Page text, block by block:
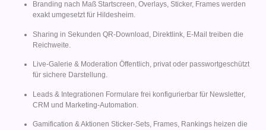
Branding nach Maß Startscreen, Overlays, Sticker, Frames werden
exakt umgesetzt für Hildesheim.
Sharing in Sekunden QR-Download, Direktlink, E-Mail treiben die
Reichweite.
Live-Galerie & Moderation Öffentlich, privat oder passwortgeschützt
für sichere Darstellung.
Leads & Integrationen Formulare frei konfigurierbar für Newsletter,
CRM und Marketing-Automation.
Gamification & Aktionen Sticker-Sets, Frames, Rankings heizen die